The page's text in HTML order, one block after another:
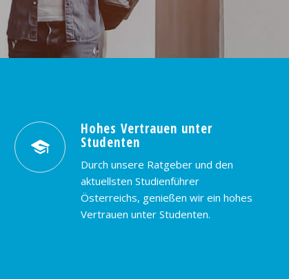
Hohes Vertrauen unter
Studenten
Durch unsere Ratgeber und den
aktuellsten Studienführer
Österreichs, genießen wir ein hohes
Vertrauen unter Studenten.